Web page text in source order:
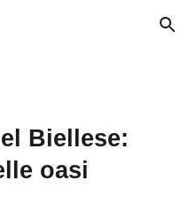
Skip to navigation
Biellese:
oasi